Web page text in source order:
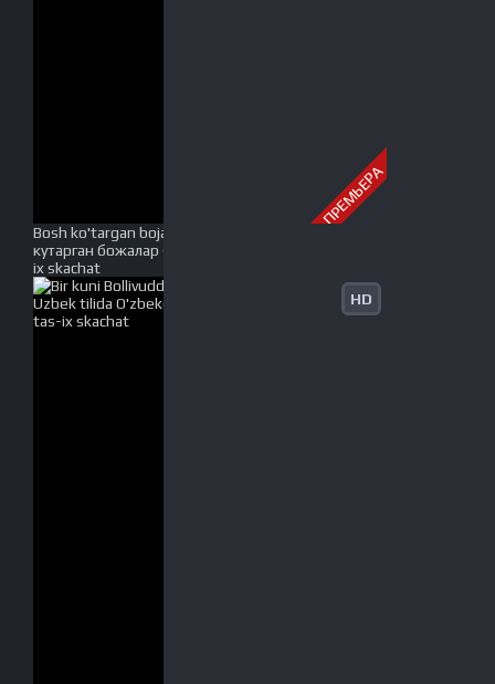
ПРЕМЬЕРА
Bosh ko'targan bojalar (O'zbek film) 2021 | Бош
кутарган божалар (Узбек фильм) 2021 Full HD tas-
ix skachat
HD